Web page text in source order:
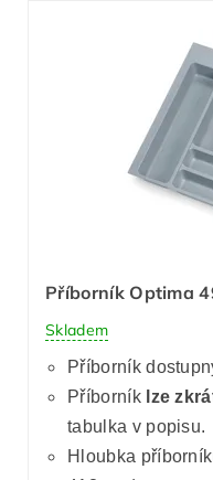
Příborník Optima
Skladem
Příborník
Příborník lze
tabulka v popisu.
Hloubka